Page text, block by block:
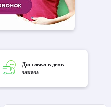
Доставка в день
заказа